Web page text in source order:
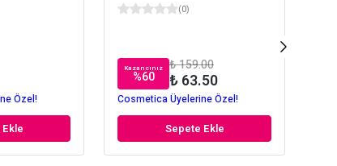
Özel!
(0)
Kazancınız
%60
₺ 159.00
₺ 63.50
Cosmetica Üyelerine Özel!
Sepete Ekle